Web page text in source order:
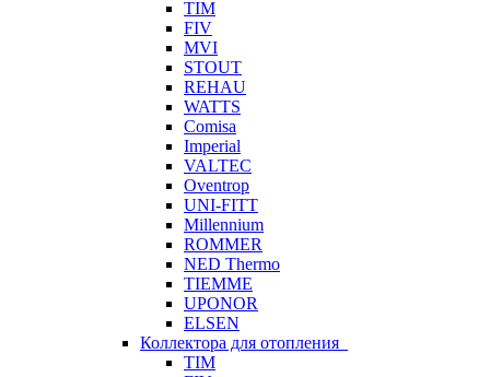
TIM
FIV
MVI
STOUT
REHAU
WATTS
Comisa
Imperial
VALTEC
Oventrop
UNI-FITT
Millennium
ROMMER
NED Thermo
TIEMME
UPONOR
ELSEN
Коллектора для отопления
TIM